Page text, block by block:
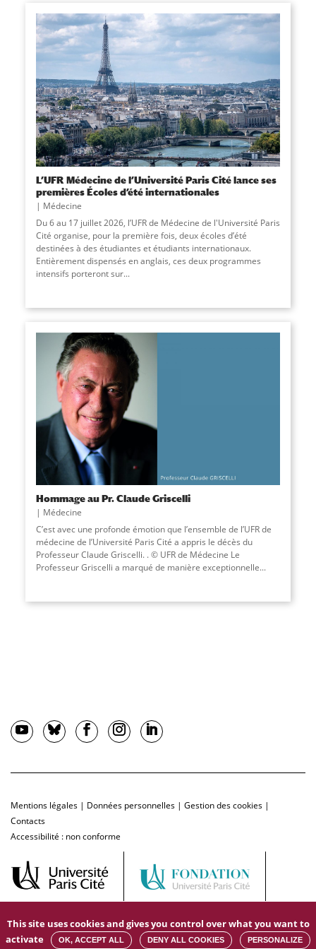
L’UFR Médecine de l’Université Paris Cité lance ses
premières Écoles d’été internationales
Médecine
Du 6 au 17 juillet 2026, l’UFR de Médecine de l'Université Paris
Cité organise, pour la première fois, deux écoles d’été
destinées à des étudiantes et étudiants internationaux.
Entièrement dispensés en anglais, ces deux programmes
intensifs porteront sur...
Hommage au Pr. Claude Griscelli
Médecine
C’est avec une profonde émotion que l’ensemble de l’UFR de
médecine de l’Université Paris Cité a appris le décès du
Professeur Claude Griscelli. . © UFR de Médecine Le
Professeur Griscelli a marqué de manière exceptionnelle...
Mentions légales | Données personnelles | Gestion des cookies |
Contacts
Accessibilité : non conforme
This site uses cookies and gives you control over what you want to
activate
OK, ACCEPT ALL DENY ALL COOKIES PERSONALIZE